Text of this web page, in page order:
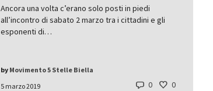
Ancora una volta c’erano solo posti in piedi
all’incontro di sabato 2 marzo tra i cittadini e gli
esponenti di…
5 marzo 2019
by Movimento 5 Stelle Biella
0 0